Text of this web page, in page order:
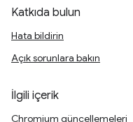
Katkıda bulun
Hata bildirin
Açık sorunlara bakın
İlgili içerik
Chromium güncellemeleri